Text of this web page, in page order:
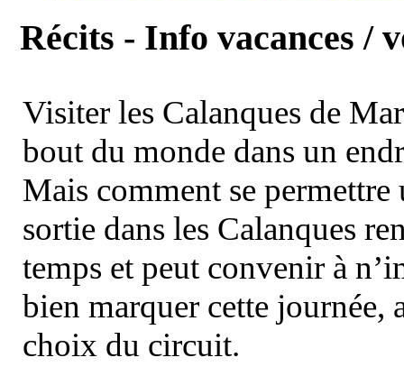
Récits - Info vacances /
Visiter les Calanques de
bout du monde dans un
Mais comment se permettre
sortie dans les Calanques
temps et peut convenir à
bien marquer cette journée,
choix du circuit.